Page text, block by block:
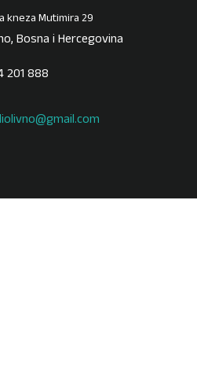
kneza Mutimira 29
Bosna i Hercegovina
201 888